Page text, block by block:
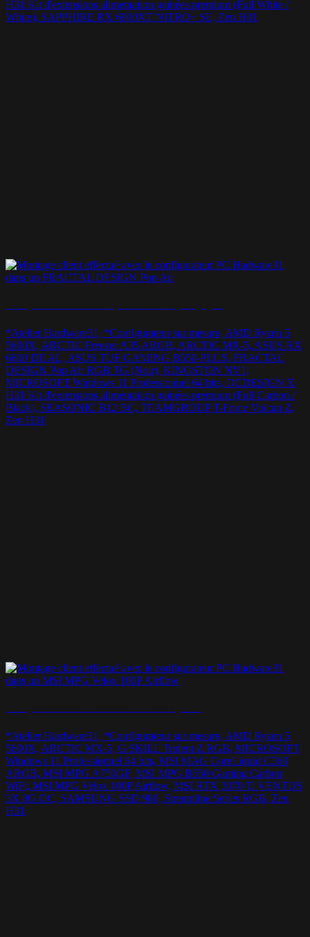
H31 Kit d'extensions alimentation gainées premium (Full White /
White), SAPPHIRE RX 6900XT NITRO+ SE, Zen H31
*Atelier Hardware31, *Configurateur sur mesure, AMD Ryzen 5
5600X, ARCTIC Freezer A35 ARGB, ARCTIC MX-5, ASUS RX
6600 DUAL, ASUS TUF GAMING B550-PLUS, FRACTAL
DESIGN Pop Air RGB TG (Noir), KINGSTON NV1,
MICROSOFT Windows 11 Professionnel 64 bits, OCDESIGN X
H31 Kit d'extensions alimentation gainées premium (Full Carbon /
Black), SEASONIC B12 BC, TEAMGROUP T-Force Vulcan Z,
Zen H31
*Atelier Hardware31, *Configurateur sur mesure, AMD Ryzen 5
5600X, ARCTIC MX-5, G.SKILL Trident Z RGB, MICROSOFT
Windows 11 Professionnel 64 bits, MSI MAG CoreLiquid C360
ARGB, MSI MPG A750GF, MSI MPG B550 Gaming Carbon
WiFi, MSI MPG Velox 100P Airflow, MSI RTX 3070 Ti VENTUS
3X 8G OC, SAMSUNG SSD 980, Streamline Series RGB, Zen
H31